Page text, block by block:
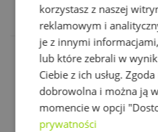
Pokaż
korzystasz z naszej
reklamowym i
je z innymi
lub które zebrali w
Ciebie z ich usług.
dobrowolna i można ją
momencie w opcji
prywatności